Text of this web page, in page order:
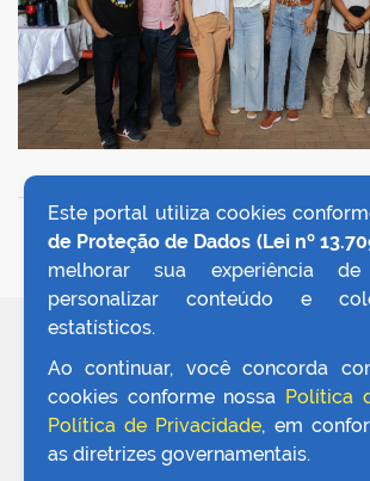
VOLTAR AO TOPO
Este portal utiliza cookies
de Proteção de Dados (Lei nº
melhorar sua experiência de
personalizar conteúdo e
estatísticos.
Ao continuar, você concorda
cookies conforme nossa Política
Política de Privacidade, em
as diretrizes governamentais.